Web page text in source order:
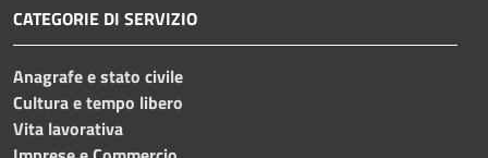
CATEGORIE DI SERVIZIO
Anagrafe e stato civile
Cultura e tempo libero
Vita lavorativa